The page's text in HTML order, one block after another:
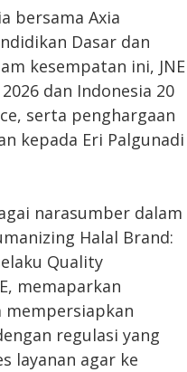
bersama Axia
Dasar dan
kesempatan ini, JNE
dan Indonesia 20
serta penghargaan
kepada Eri Palgunadi
narasumber dalam
Halal Brand:
Quality
memaparkan
regulasi yang
layanan agar ke